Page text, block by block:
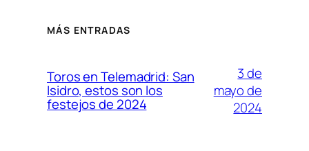
MÁS ENTRADAS
Toros en Telemadrid: San
Isidro, estos son los
festejos de 2024
3 de
mayo de
2024